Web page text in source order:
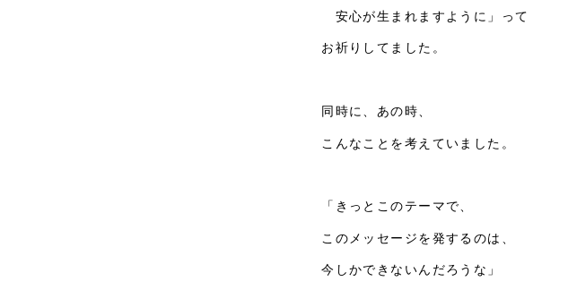
安心が生まれますように」って
お祈りしてました。
同時に、あの時、
こんなことを考えていました。
「きっとこのテーマで、
このメッセージを発するのは、
今しかできないんだろうな」